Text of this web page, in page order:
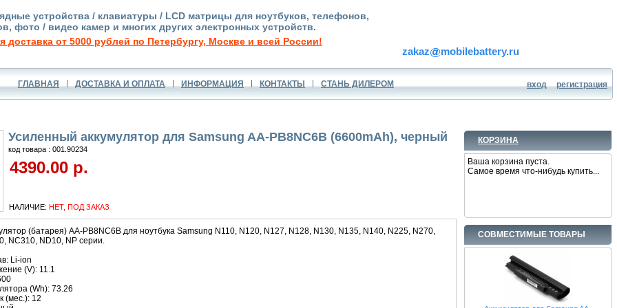
устройства / клавиатуры / LCD матрицы для ноутбуков, телефонов,
фото / видео камер и многих других электронных устройств.
доставка от 5000 рублей по Петербургу, Москве и всей России!
zakaz mobilebattery.ru
ГЛАВНАЯ ДОСТАВКА И ОПЛАТА ИНФОРМАЦИЯ КОНТАКТЫ СТАНЬ ДИЛЕРОМ вход регистрация
КОРЗИНА
Ваша корзина пуста.
Самое время что-нибудь купить...
СОВМЕСТИМЫЕ ТОВАРЫ
Усиленный аккумулятор для Samsung AA-PB8NC6B (6600mAh), черный
код товара : 001.90234
4390.00 р.
НАЛИЧИЕ: НЕТ, ПОД ЗАКАЗ
(батарея) AA-PB8NC6B для ноутбука Samsung N110, N120, N127, N128, N130, N135, N140, N225, N270,
NC310, ND10, NP серии.
Li-ion
(V): 11.1
(Wh): 73.26
(мес.): 12